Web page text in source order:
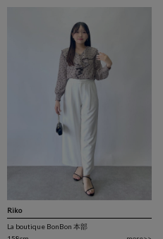
Riko
La boutique BonBon 本部